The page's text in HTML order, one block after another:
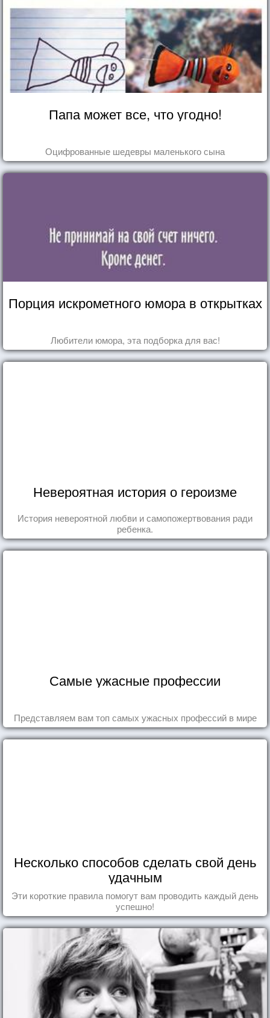
Папа может все, что угодно!
Оцифрованные шедевры маленького сына
Порция искрометного юмора в открытках
Любители юмора, эта подборка для вас!
Невероятная история о героизме
История невероятной любви и самопожертвования ради
ребенка.
Самые ужасные профессии
Представляем вам топ самых ужасных профессий в мире
Несколько способов сделать свой день
удачным
Эти короткие правила помогут вам проводить каждый день
успешно!